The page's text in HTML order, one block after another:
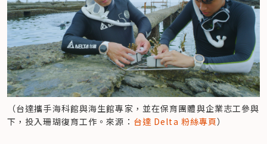
（台達攜手海科館與海生館專家，並在保育團體與企業志工參與
下，投入珊瑚復育工作。來源： 台達 Delta 粉絲專頁）